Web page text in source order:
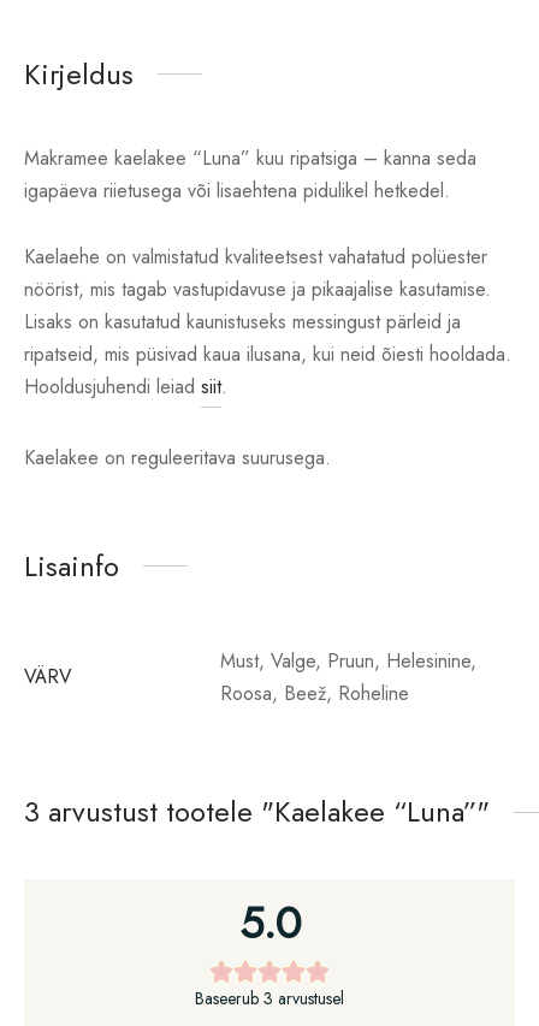
Kirjeldus
Makramee kaelakee “Luna” kuu ripatsiga – kanna seda
igapäeva riietusega või lisaehtena pidulikel hetkedel.
Kaelaehe on valmistatud kvaliteetsest vahatatud polüester
nöörist, mis tagab vastupidavuse ja pikaajalise kasutamise.
Lisaks on kasutatud kaunistuseks messingust pärleid ja
ripatseid, mis püsivad kaua ilusana, kui neid õiesti hooldada.
Hooldusjuhendi leiad siit.
Kaelakee on reguleeritava suurusega.
Lisainfo
VÄRV
Must, Valge, Pruun, Helesinine,
Roosa, Beež, Roheline
3 arvustust tootele Kaelakee “Luna”
5.0
Baseerub 3 arvustusel